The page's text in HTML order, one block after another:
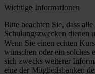
Wichtige Informationen
Bitte beachten Sie, dass
Schulungszwecken dienen
Wenn Sie einen echten
wünschen oder ein solches
sich zwecks weiterer
eine der Mitgliedsbanken